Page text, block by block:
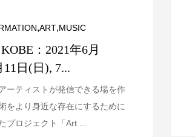
,ART,MUSIC
：2021年6月
11日(日), 7...
ーティストが発信できる場を作
をより身近な存在にするために
プロジェクト「Art ...